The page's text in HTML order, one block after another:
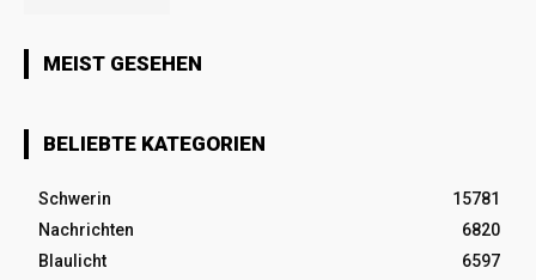
MEIST GESEHEN
BELIEBTE KATEGORIEN
Schwerin
15781
Nachrichten
6820
Blaulicht
6597